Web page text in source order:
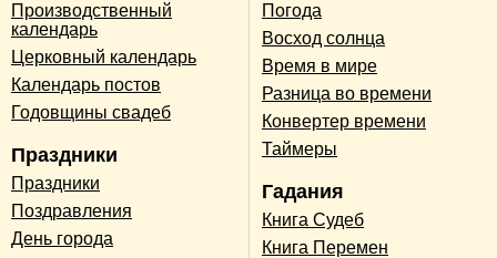
Производственный
календарь
Церковный календарь
Календарь постов
Годовщины свадеб
Праздники
Праздники
Поздравления
День города
Погода
Восход солнца
Время в мире
Разница во времени
Конвертер времени
Таймеры
Гадания
Книга Судеб
Книга Перемен